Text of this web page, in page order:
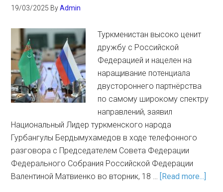
19/03/2025 ByAdmin
Туркменистан высоко ценит
дружбу с Российской
Федерацией и нацелен на
наращивание потенциала
двустороннего партнёрства
по самому широкому спектру
направлений, заявил
Национальный Лидер туркменского народа
Гурбангулы Бердымухамедов в ходе телефонного
разговора с Председателем Совета Федерации
Федерального Собрания Российской Федерации
Валентиной Матвиенко во вторник, 18 … [Read more...]